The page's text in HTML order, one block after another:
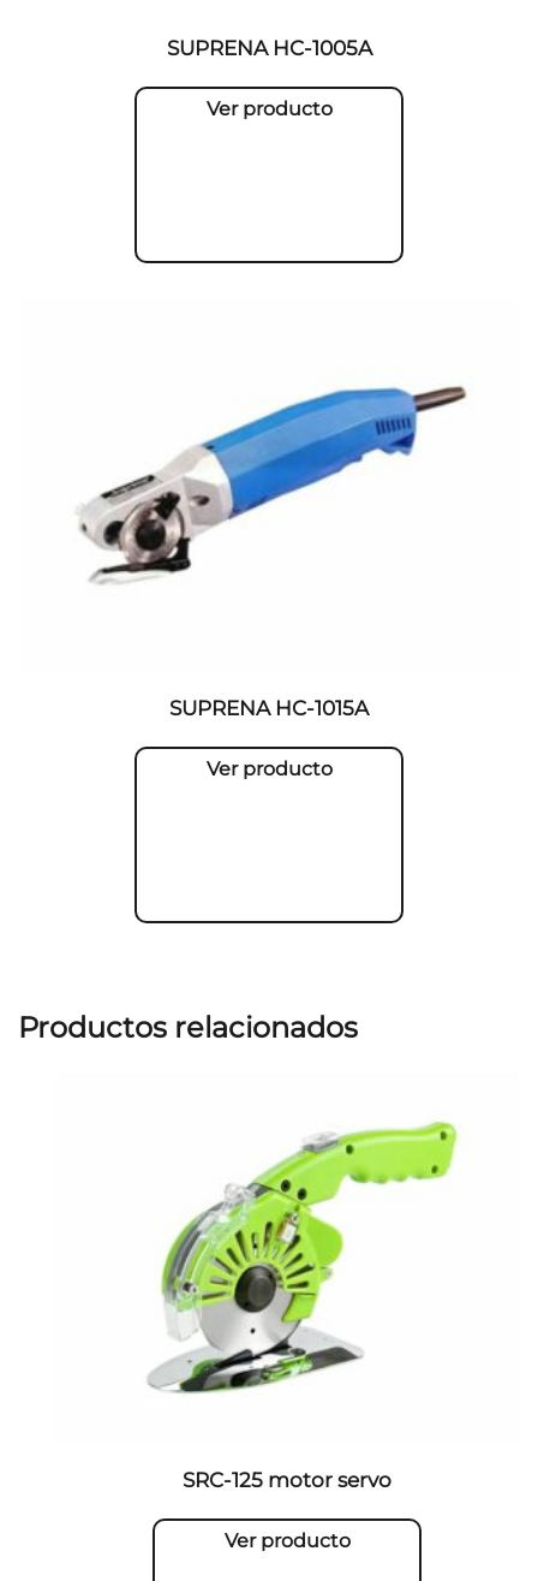
SUPRENA HC-1005A
Ver producto
SUPRENA HC-1015A
Ver producto
Productos relacionados
SRC-125 motor servo
Ver producto